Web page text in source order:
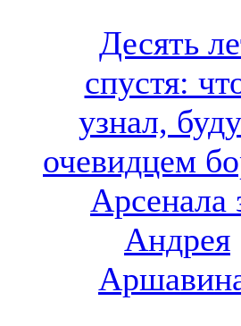
Десять
спустя:
узнал,
очевидцем
Арсенала
Андрея